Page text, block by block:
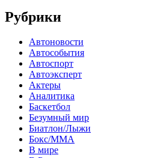
Рубрики
Автоновости
Автособытия
Автоспорт
Автоэксперт
Актеры
Аналитика
Баскетбол
Безумный мир
Биатлон/Лыжи
Бокс/MMA
В мире